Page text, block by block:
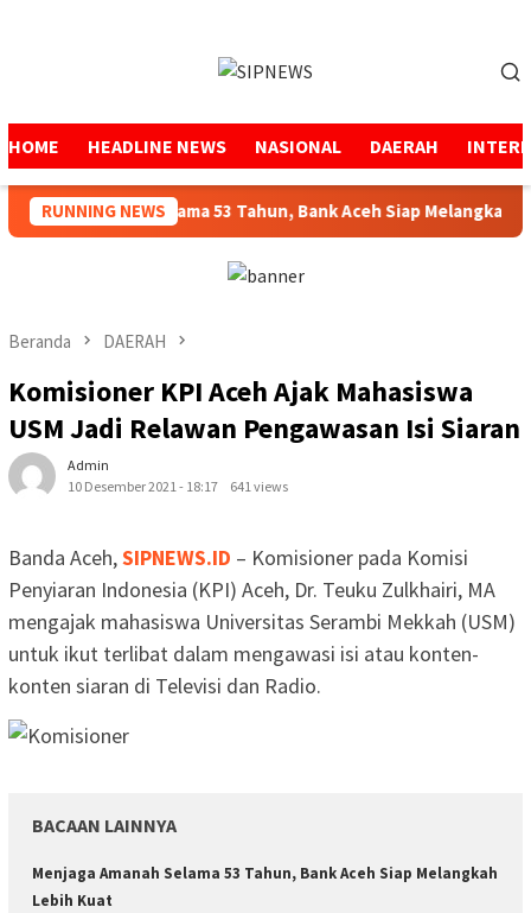
HOME HEADLINE NEWS NASIONAL DAERAH
RUNNING NEWS
Amanah Selama 53 Tahun, Bank Aceh Siap Melangkah
Beranda DAERAH
Komisioner KPI Aceh Ajak Mahasiswa
USM Jadi Relawan Pengawasan Isi Siaran
Admin
10 Desember 2021 - 18:17
641 views
Banda Aceh,SIPNEWS.ID – Komisioner pada Komisi
Penyiaran Indonesia (KPI) Aceh, Dr. Teuku Zulkhairi, MA
mengajak mahasiswa Universitas Serambi Mekkah (USM)
untuk ikut terlibat dalam mengawasi isi atau konten-
konten siaran di Televisi dan Radio.
BACAAN LAINNYA
Menjaga Amanah Selama 53 Tahun, Bank Aceh Siap Melangkah
Lebih Kuat